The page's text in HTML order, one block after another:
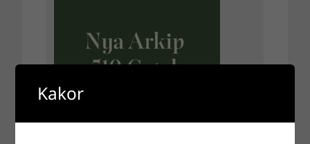
Kakor